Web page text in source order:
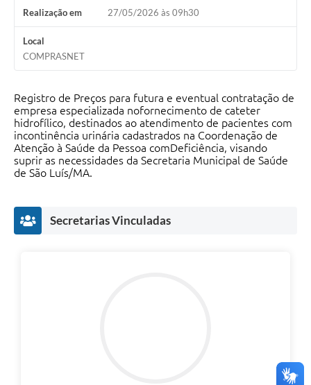
Realização em 27/05/2026 às 09h30
Local
COMPRASNET
Registro de Preços para futura e eventual contratação de
empresa especializada nofornecimento de cateter
hidrofílico, destinados ao atendimento de pacientes com
incontinência urinária cadastrados na Coordenação de
Atenção à Saúde da Pessoa comDeficiência, visando
suprir as necessidades da Secretaria Municipal de Saúde
de São Luís/MA.
Secretarias Vinculadas